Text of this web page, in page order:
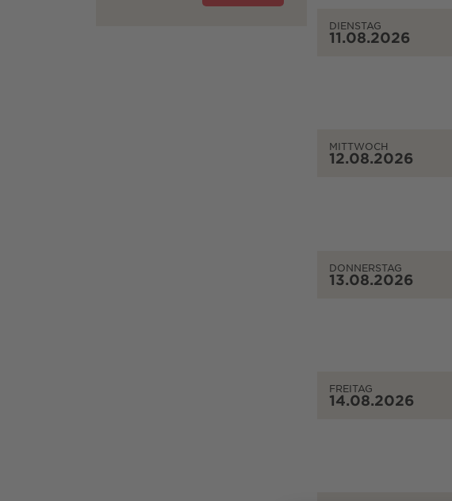
DIENSTAG
11.08.2026
MITTWOCH
12.08.2026
DONNERSTAG
13.08.2026
FREITAG
14.08.2026